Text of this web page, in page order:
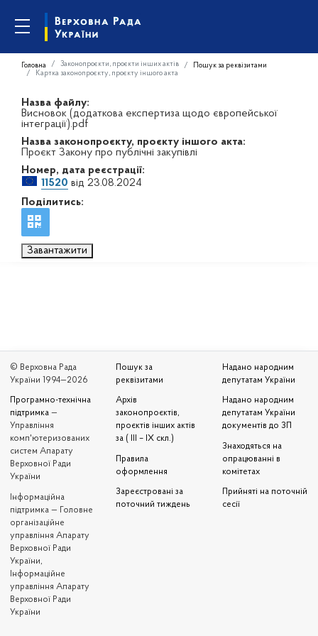
Головна Законопроєкти, проєкти інших актів
Пошук за реквізитами
Картка законопроєкту, проєкту іншого акта
Назва файлу:
Висновок (додаткова експертиза щодо європейської
інтеграції).pdf
Назва законопроєкту, проєкту іншого акта:
Проєкт Закону про публічні закупівлі
Номер, дата реєстрації:
11520 від 23.08.2024
Поділитись:
Завантажити
© Верховна Рада
України 1994—2026
Програмно-технічна
підтримка —
Управління
комп'ютеризованих
систем Апарату
Верховної Ради
України
Iнформаційна
підтримка — Головне
організаційне
управління Апарату
Верховної Ради
України,
Інформаційне
управління Апарату
Верховної Ради
України
Пошук за
реквізитами
Архів
законопроєктів,
проєктів інших актів
за ( III – IX скл.)
Правила
оформлення
Зареєстровані за
поточний тиждень
Надано народним
депутатам України
Надано народним
депутатам України
документів до ЗП
Знаходяться на
опрацюванні в
комітетах
Прийняті на поточній
сесії